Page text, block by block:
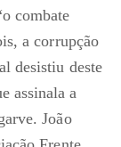
combate
a corrupção
desistiu deste
assinala a
João